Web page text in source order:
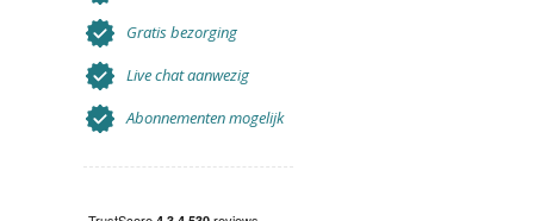
Gratis bezorging
Live chat aanwezig
Abonnementen mogelijk